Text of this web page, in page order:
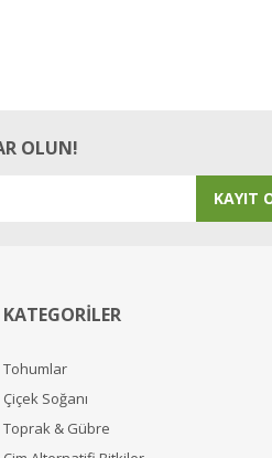
OLUN!
KAYIT
KATEGORİLER
Tohumlar
Çiçek Soğanı
Toprak & Gübre